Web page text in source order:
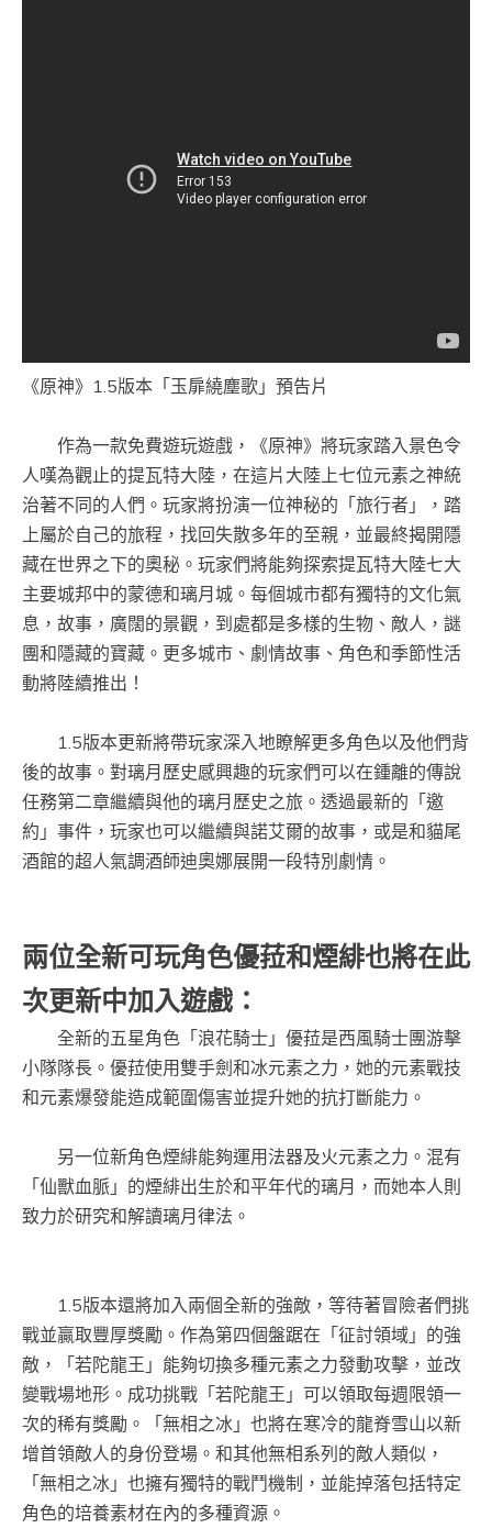
《原神》1.5版本「玉扉繞塵歌」預告片
作為一款免費遊玩遊戲，《原神》將玩家踏入景色令
人嘆為觀止的提瓦特大陸，在這片大陸上七位元素之神統
治著不同的人們。玩家將扮演一位神秘的「旅行者」，踏
上屬於自己的旅程，找回失散多年的至親，並最終揭開隱
藏在世界之下的奧秘。玩家們將能夠探索提瓦特大陸七大
主要城邦中的蒙德和璃月城。每個城市都有獨特的文化氣
息，故事，廣闊的景觀，到處都是多樣的生物、敵人，謎
團和隱藏的寶藏。更多城市、劇情故事、角色和季節性活
動將陸續推出！
1.5版本更新將帶玩家深入地瞭解更多角色以及他們背
後的故事。對璃月歷史感興趣的玩家們可以在鍾離的傳說
任務第二章繼續與他的璃月歷史之旅。透過最新的「邀
約」事件，玩家也可以繼續與諾艾爾的故事，或是和貓尾
酒館的超人氣調酒師迪奧娜展開一段特別劇情。
兩位全新可玩角色優菈和煙緋也將在此
次更新中加入遊戲：
全新的五星角色「浪花騎士」優菈是西風騎士團游擊
小隊隊長。優菈使用雙手劍和冰元素之力，她的元素戰技
和元素爆發能造成範圍傷害並提升她的抗打斷能力。
另一位新角色煙緋能夠運用法器及火元素之力。混有
「仙獸血脈」的煙緋出生於和平年代的璃月，而她本人則
致力於研究和解讀璃月律法。
1.5版本還將加入兩個全新的強敵，等待著冒險者們挑
戰並贏取豐厚獎勵。作為第四個盤踞在「征討領域」的強
敵，「若陀龍王」能夠切換多種元素之力發動攻擊，並改
變戰場地形。成功挑戰「若陀龍王」可以領取每週限領一
次的稀有獎勵。「無相之冰」也將在寒冷的龍脊雪山以新
增首領敵人的身份登場。和其他無相系列的敵人類似，
「無相之冰」也擁有獨特的戰鬥機制，並能掉落包括特定
角色的培養素材在內的多種資源。